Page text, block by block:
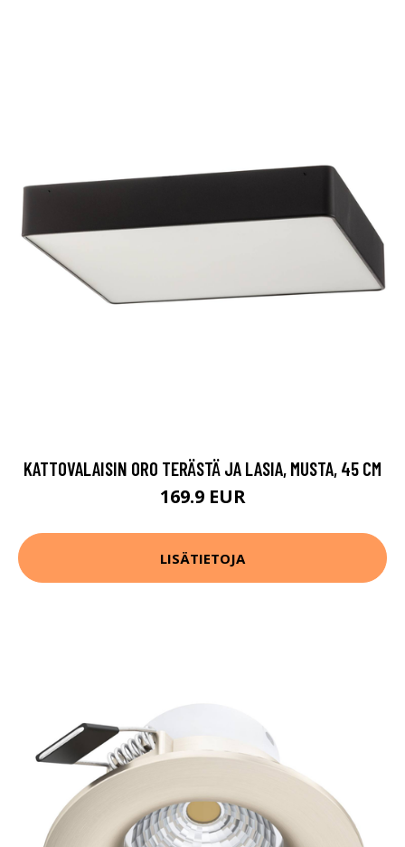
KATTOVALAISIN ORO TERÄSTÄ JA LASIA, MUSTA, 45 CM
169.9 EUR
LISÄTIETOJA